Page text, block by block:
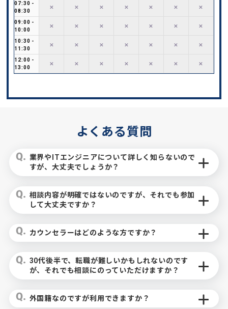
07:30 -
08:30
09:00 -
10:00
10:30 -
11:30
12:00 -
13:00
✕
✕
✕
✕
✕
✕
✕
✕
✕
✕
✕
✕
✕
✕
✕
✕
✕
✕
✕
✕
✕
✕
✕
✕
✕
✕
✕
✕
よくある質問
業界やITエンジニアについて詳しく知らないので
すが、大丈夫でしょうか？
相談内容が明確ではないのですが、それでも参加
して大丈夫ですか？
カウンセラーはどのような方ですか？
30代後半で、転職が難しいかもしれないのです
が、それでも相談にのっていただけますか？
外国籍なのですが利用できますか？